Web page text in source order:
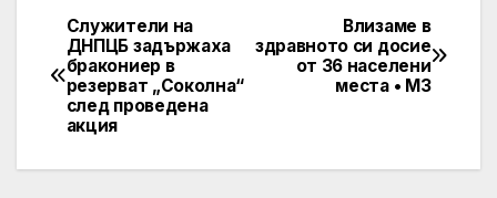
Post
navigation
Влизаме в
здравното си досие
от 36 населени
места • МЗ
Служители на
ДНПЦБ задържаха
бракониер в
резерват „Соколна“
след проведена
акция